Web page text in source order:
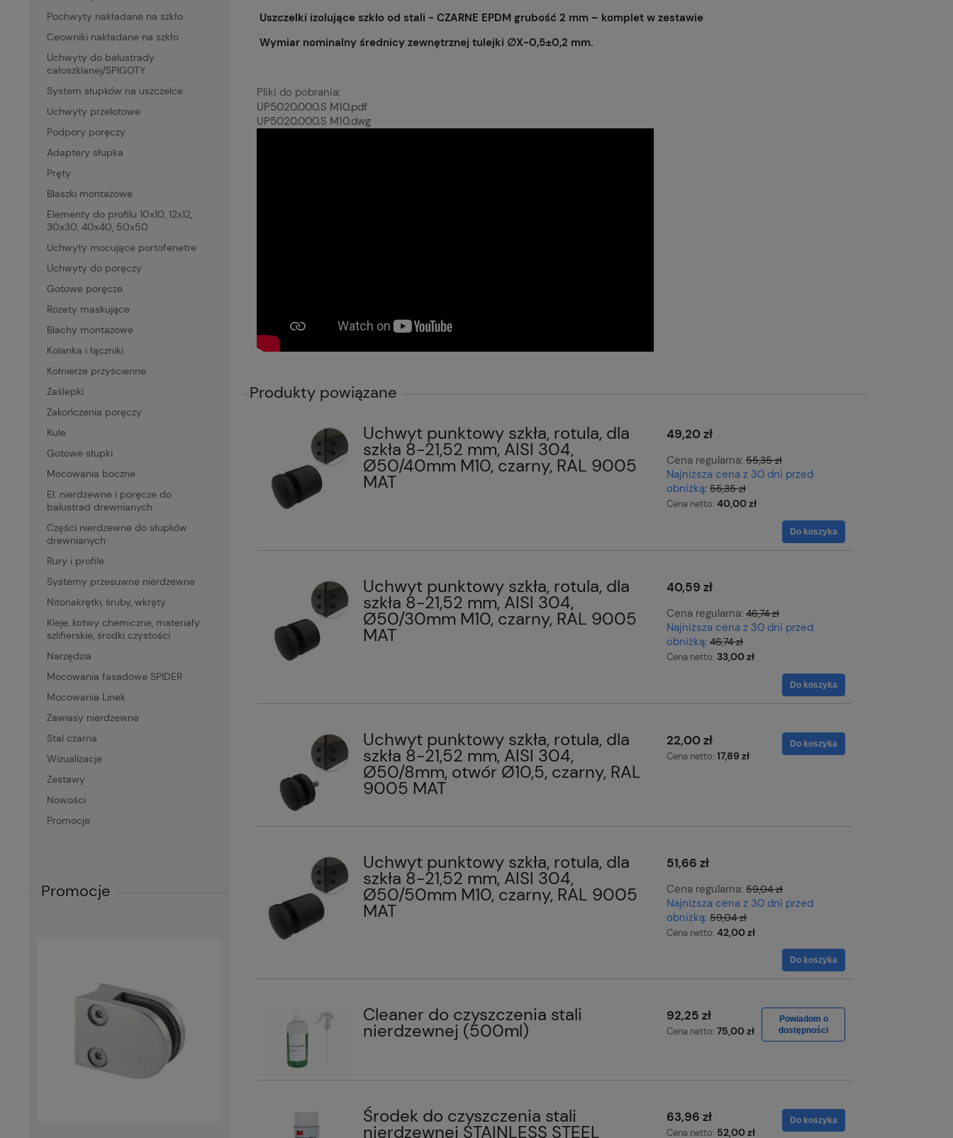
Pochwyty nakładane na szkło
Ceowniki nakładane na szkło
Uchwyty do balustrady
całoszklanej/SPIGOTY
System słupków na uszczelce
Uchwyty przelotowe
Podpory poręczy
Adaptery słupka
Pręty
Blaszki montażowe
Elementy do profilu 10x10, 12x12,
30x30, 40x40, 50x50
Uchwyty mocujące portofenetre
Uchwyty do poręczy
Gotowe poręcze
Rozety maskujące
Blachy montażowe
Kolanka i łączniki
Kołnierze przyścienne
Zaślepki
Zakończenia poręczy
Kule
Gotowe słupki
Mocowania boczne
El. nierdzewne i poręcze do
balustrad drewnianych
Części nierdzewne do słupków
drewnianych
Rury i profile
Systemy przesuwne nierdzewne
Nitonakrętki, śruby, wkręty
Kleje, kotwy chemiczne, materiały
szlifierskie, środki czystości
Narzędzia
Mocowania fasadowe SPIDER
Mocowania Linek
Zawiasy nierdzewne
Stal czarna
Wizualizacje
Zestawy
Nowości
Promocje
Promocje
Uszczelki izolujące szkło od stali - CZARNE EPDM grubość 2 mm – komplet w zestawie
Wymiar nominalny średnicy zewnętrznej tulejki ∅X−0,5±0,2 mm.
Pliki do pobrania:
UP5020.000.S M10.pdf
UP5020.000.S M10.dwg
Produkty powiązane
Uchwyt punktowy szkła, rotula, dla
szkła 8-21,52 mm, AISI 304,
Ø50/40mm M10, czarny, RAL 9005
MAT
49,20 zł
Cena regularna:55,35 zł
Najniższa cena z 30 dni przed
obniżką:55,35 zł
Cena netto:40,00 zł
Do koszyka
Uchwyt punktowy szkła, rotula, dla
szkła 8-21,52 mm, AISI 304,
Ø50/30mm M10, czarny, RAL 9005
MAT
40,59 zł
Cena regularna:46,74 zł
Najniższa cena z 30 dni przed
obniżką:46,74 zł
Cena netto:33,00 zł
Do koszyka
Uchwyt punktowy szkła, rotula, dla
szkła 8-21,52 mm, AISI 304,
Ø50/8mm, otwór Ø10,5, czarny, RAL
9005 MAT
22,00 zł
Cena netto:17,89 zł
Do koszyka
Uchwyt punktowy szkła, rotula, dla
szkła 8-21,52 mm, AISI 304,
Ø50/50mm M10, czarny, RAL 9005
MAT
51,66 zł
Cena regularna:59,04 zł
Najniższa cena z 30 dni przed
obniżką:59,04 zł
Cena netto:42,00 zł
Do koszyka
Cleaner do czyszczenia stali
nierdzewnej (500ml)
92,25 zł
Cena netto:75,00 zł
Powiadom o
dostępności
Środek do czyszczenia stali
nierdzewnej STAINLESS STEEL
63,96 zł
Cena netto: 52,00 zł
Do koszyka